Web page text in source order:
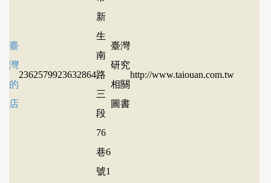
臺
灣
的
店
2362579923632864
新
生
南
路
三
段
76
巷6
號1
臺灣
研究
相關
圖書
http://www.taiouan.com.tw